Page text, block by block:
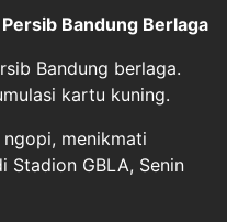
Bandung Berlaga
Bandung berlaga.
kartu kuning.
menikmati
Stadion GBLA, Senin